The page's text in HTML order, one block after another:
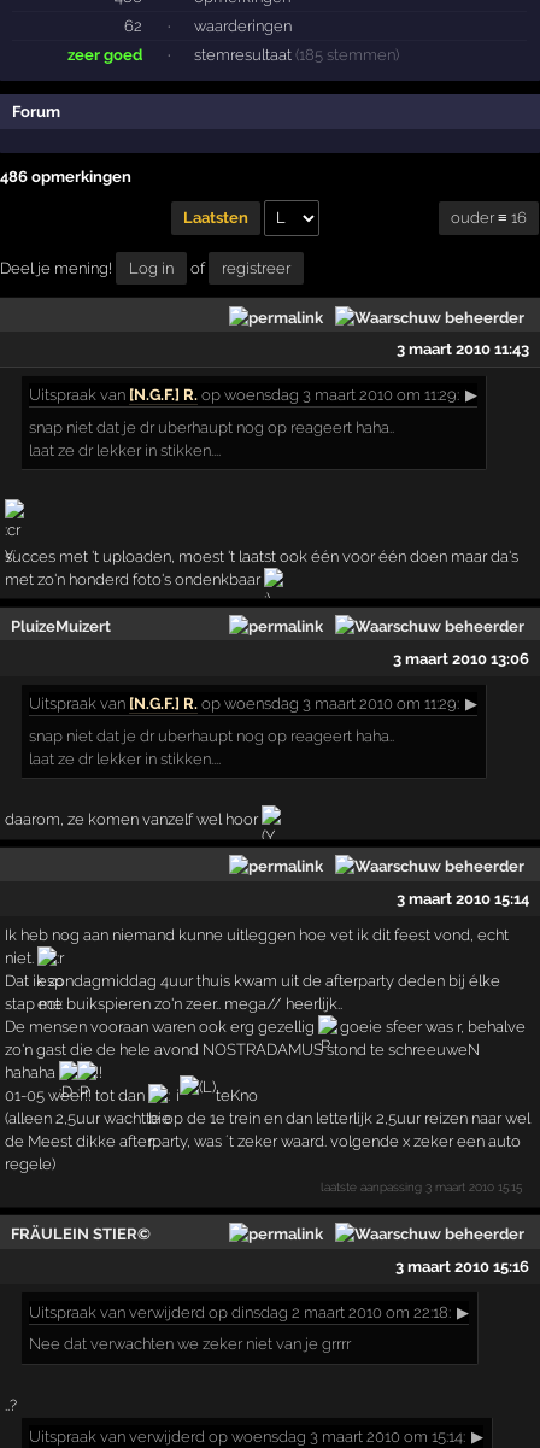
62
·
waarderingen
zeer goed
· stemresultaat (185 stemmen)
Forum
486 opmerkingen
Laatsten ouder ≡ 16
Deel je mening! Log in of registreer
3 maart 2010 11:43
Uitspraak van [N.G.F.] R. op woensdag 3 maart 2010 om 11:29: ▶
snap niet dat je dr uberhaupt nog op reageert haha..
laat ze dr lekker in stikken....
succes met 't uploaden, moest 't laatst ook één voor één doen maar da's
met zo'n honderd foto's ondenkbaar
PluizeMuizert
3 maart 2010 13:06
Uitspraak van [N.G.F.] R. op woensdag 3 maart 2010 om 11:29: ▶
snap niet dat je dr uberhaupt nog op reageert haha..
laat ze dr lekker in stikken....
daarom, ze komen vanzelf wel hoor
3 maart 2010 15:14
Ik heb nog aan niemand kunne uitleggen hoe vet ik dit feest vond, echt
niet.
Dat ik zondagmiddag 4uur thuis kwam uit de afterparty deden bij élke
stap me buikspieren zo'n zeer.. mega// heerlijk..
De mensen vooraan waren ook erg gezellig
goeie sfeer was r, behalve
zo'n gast die de hele avond NOSTRADAMUS stond te schreeuweN
hahaha
!!
01-05 weer!! tot dan
i
teKno
(alleen 2,5uur wachtte op de 1e trein en dan letterlijk 2,5uur reizen naar wel
de Meest dikke afterparty, was ´t zeker waard. volgende x zeker een auto
regele)
laatste aanpassing 3 maart 2010 15:15
FRÄULEIN STIER©
3 maart 2010 15:16
Uitspraak van verwijderd op dinsdag 2 maart 2010 om 22:18: ▶
Nee dat verwachten we zeker niet van je grrrr
..?
Uitspraak van verwijderd op woensdag 3 maart 2010 om 15:14: ▶